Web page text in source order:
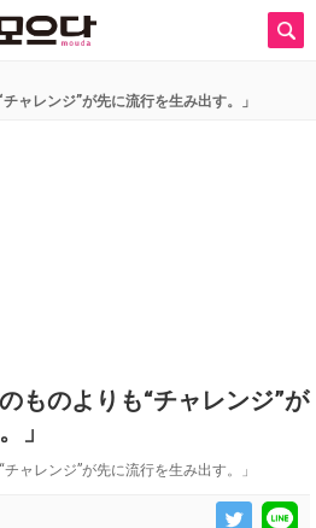
ャレンジ”が先に流行を生み出す。」
ものよりも“チャレンジ”が
」
ャレンジ”が先に流行を生み出す。」